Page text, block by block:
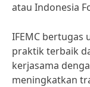
atau Indonesia
IFEMC bertugas
praktik terbaik
kerjasama
meningkatkan